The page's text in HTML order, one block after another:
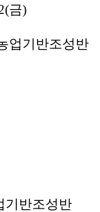
금)
업기반조성반
반조성반